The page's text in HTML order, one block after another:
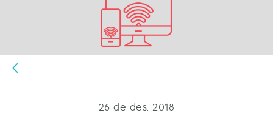
26 de des. 2018